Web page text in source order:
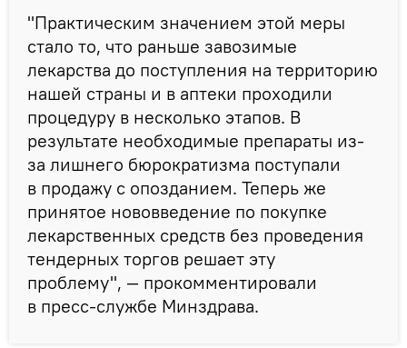
"Практическим значением этой меры
стало то, что раньше завозимые
лекарства до поступления на территорию
нашей страны и в аптеки проходили
процедуру в несколько этапов. В
результате необходимые препараты из-
за лишнего бюрократизма поступали
в продажу с опозданием. Теперь же
принятое нововведение по покупке
лекарственных средств без проведения
тендерных торгов решает эту
проблему", — прокомментировали
в пресс-службе Минздрава.